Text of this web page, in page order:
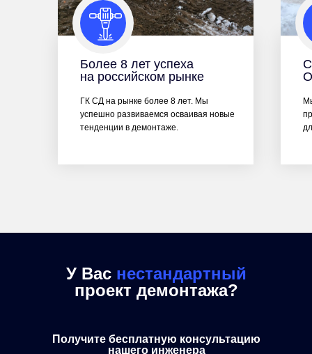
Более 8 лет успеха
на российском рынке
ГК СД на рынке более 8 лет. Мы
успешно развиваемся осваивая новые
тенденции в демонтаже.
У Вас нестандартный
проект демонтажа?
Получите бесплатную консультацию
нашего инженера